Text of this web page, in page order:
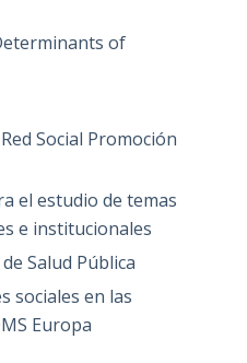
of
Social Promoción
el estudio de temas
e institucionales
Salud Pública
sociales en las
Europa